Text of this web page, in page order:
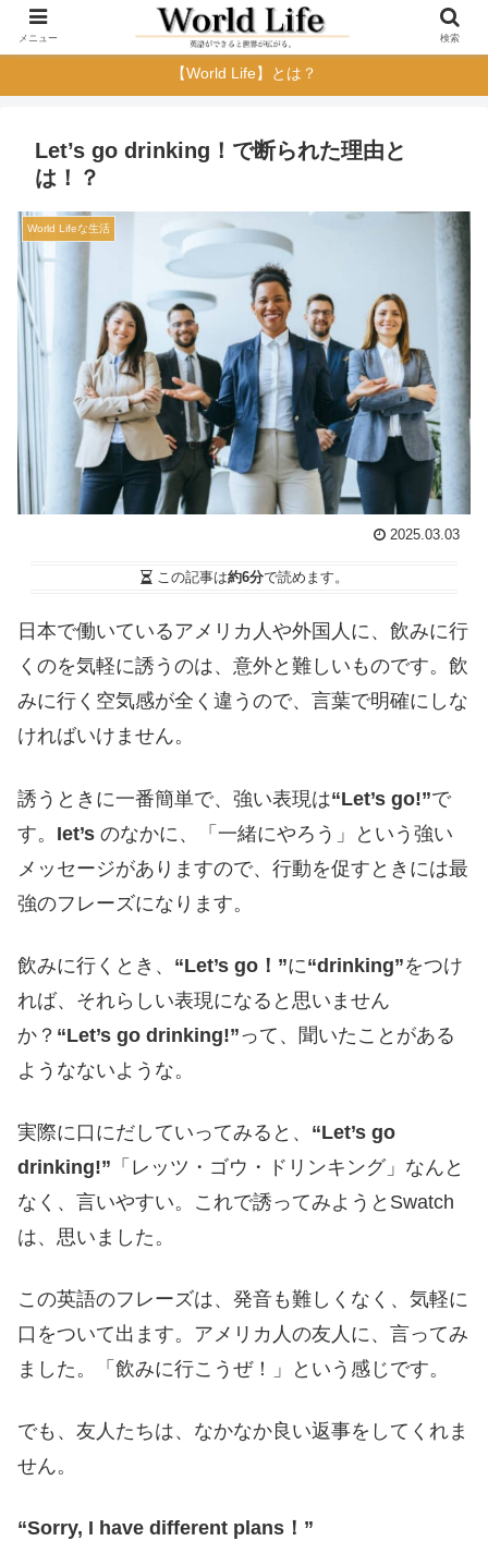
【World Life】とは？
Let’s go drinking！で断られた理由と
は！？
World Lifeな生活
2025.03.03
この記事は約6分で読めます。
日本で働いているアメリカ人や外国人に、飲みに行
くのを気軽に誘うのは、意外と難しいものです。飲
みに行く空気感が全く違うので、言葉で明確にしな
ければいけません。
誘うときに一番簡単で、強い表現は“Let’s go!”で
す。 Iet’s のなかに、「一緒にやろう」という強い
メッセージがありますので、行動を促すときには最
強のフレーズになります。
飲みに行くとき、 “Let’s go！”に“drinking”をつけ
れば、それらしい表現になると思いません
か？ “Let’s go drinking!”って、聞いたことがある
ようなないような。
実際に口にだしていってみると、 “Let’s go
drinking!” 「レッツ・ゴウ・ドリンキング」なんと
なく、言いやすい。これで誘ってみようとSwatch
は、思いました。
この英語のフレーズは、発音も難しくなく、気軽に
口をついて出ます。アメリカ人の友人に、言ってみ
ました。「飲みに行こうぜ！」という感じです。
でも、友人たちは、なかなか良い返事をしてくれま
せん。
“Sorry, I have different plans！”
メニュー 検索